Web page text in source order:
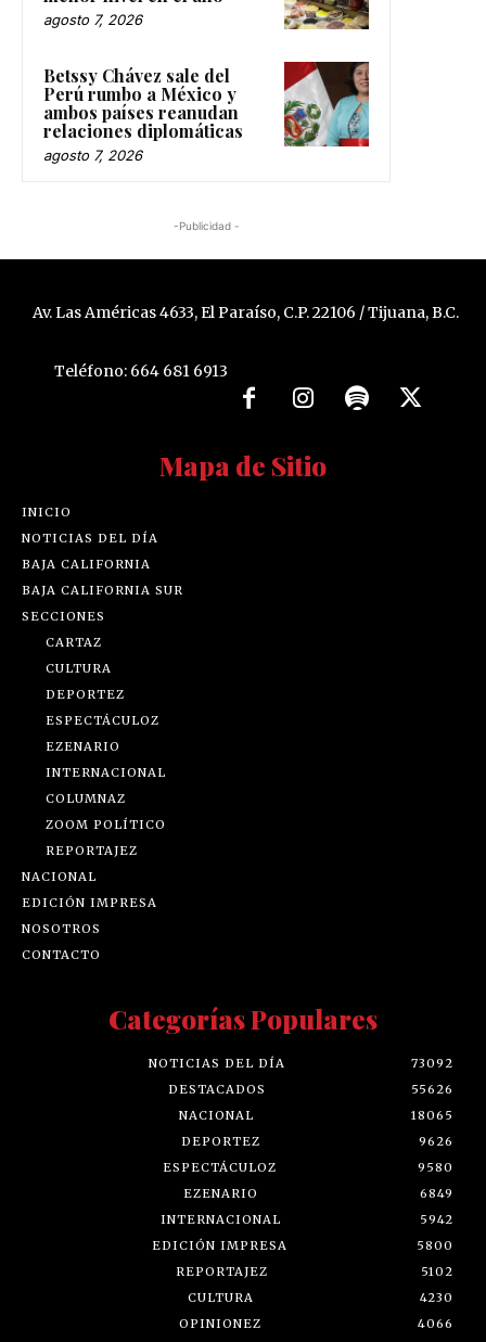
agosto 7, 2026
Betssy Chávez sale del
Perú rumbo a México y
ambos países reanudan
relaciones diplomáticas
agosto 7, 2026
-Publicidad -
Av. Las Américas 4633, El Paraíso, C.P. 22106 / Tijuana, B.C.
Teléfono: 664 681 6913
Mapa de Sitio
INICIO
NOTICIAS DEL DÍA
BAJA CALIFORNIA
BAJA CALIFORNIA SUR
SECCIONES
CARTAZ
CULTURA
DEPORTEZ
ESPECTÁCULOZ
EZENARIO
INTERNACIONAL
COLUMNAZ
ZOOM POLÍTICO
REPORTAJEZ
NACIONAL
EDICIÓN IMPRESA
NOSOTROS
CONTACTO
Categorías Populares
NOTICIAS DEL DÍA
73092
DESTACADOS
55626
NACIONAL
18065
DEPORTEZ
9626
ESPECTÁCULOZ
9580
EZENARIO
6849
INTERNACIONAL
5942
EDICIÓN IMPRESA
5800
REPORTAJEZ
5102
CULTURA
4230
OPINIONEZ
4066